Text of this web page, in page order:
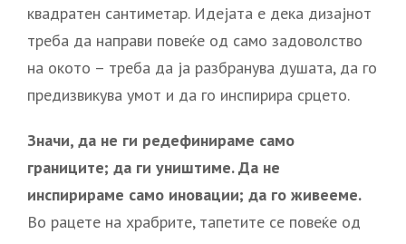
квадратен сантиметар. Идејата е дека дизајнот
треба да направи повеќе од само задоволство
на окото – треба да ја разбранува душата, да го
предизвикува умот и да го инспирира срцето.
Значи, да не ги редефинираме само
границите; да ги уништиме. Да не
инспирираме само иновации; да го живееме.
Во рацете на храбрите, тапетите се повеќе од